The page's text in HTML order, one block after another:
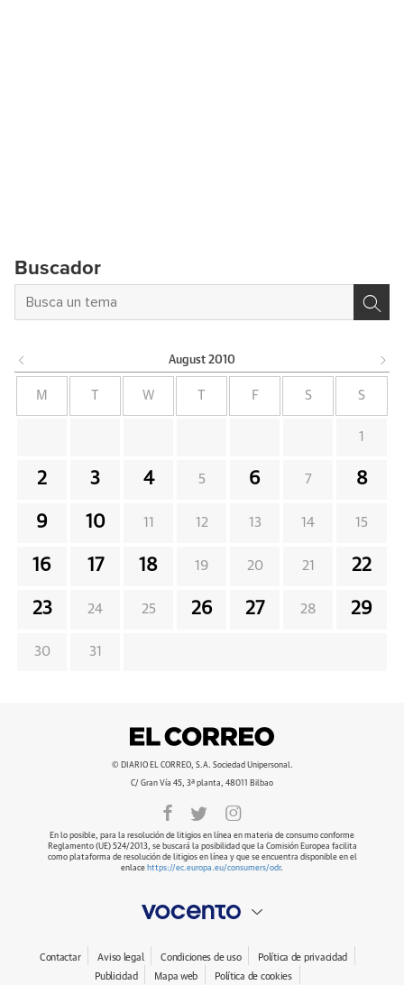
Buscador
August 2010
M W F S S
1
2 3 4 5 6 7 8
9 10 11 12 13 14 15
16 17 18 19 20 21 22
23 24 25 26 27 28 29
30 31
© DIARIO EL CORREO, S.A. Sociedad Unipersonal.
C/ Gran Vía 45, 3ª planta, 48011 Bilbao
En lo posible, para la resolución de litigios en línea en materia de consumo conforme
Reglamento (UE) 524/2013, se buscará la posibilidad que la Comisión Europea facilita
como plataforma de resolución de litigios en línea y que se encuentra disponible en el
enlace https://ec.europa.eu/consumers/odr.
Contactar Aviso legal Condiciones de uso
Política de privacidad
Publicidad
Mapa web Política de cookies